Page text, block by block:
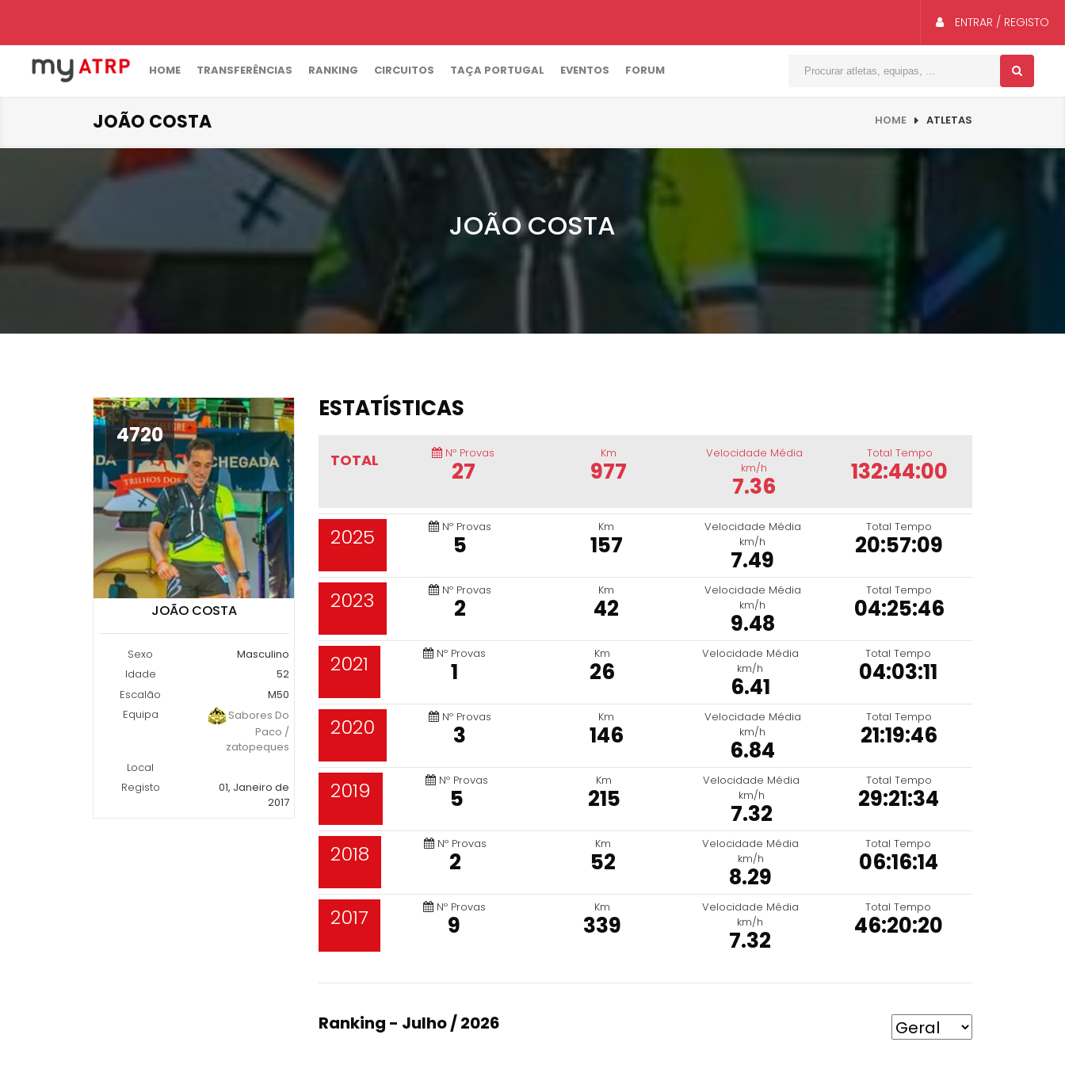
ENTRAR / REGISTO
HOME TRANSFERÊNCIAS RANKING CIRCUITOS TAÇA PORTUGAL EVENTOS FORUM
JOÃO COSTA HOME ATLETAS
JOÃO COSTA
4720
JOÃO COSTA
Sexo
Masculino
Idade
52
Escalão
M50
Equipa
Sabores Do
Paco /
zatopeques
Local
Registo
01, Janeiro de
2017
ESTATÍSTICAS
TOTAL Nº Provas
27
Km
977
Velocidade Média
km/h
7.36
Total Tempo
132:44:00
2025 Nº Provas
5
Km
157
Velocidade Média
km/h
7.49
Total Tempo
20:57:09
2023 Nº Provas
2
Km
42
Velocidade Média
km/h
9.48
Total Tempo
04:25:46
2021 Nº Provas
1
Km
26
Velocidade Média
km/h
6.41
Total Tempo
04:03:11
2020 Nº Provas
3
Km
146
Velocidade Média
km/h
6.84
Total Tempo
21:19:46
2019 Nº Provas
5
Km
215
Velocidade Média
km/h
7.32
Total Tempo
29:21:34
2018 Nº Provas
2
Km
52
Velocidade Média
km/h
8.29
Total Tempo
06:16:14
2017 Nº Provas
9
Km
339
Velocidade Média
km/h
7.32
Total Tempo
46:20:20
Ranking - Julho / 2026